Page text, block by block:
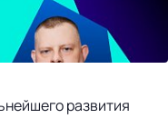
развития